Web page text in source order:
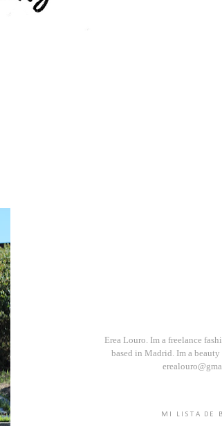
Erea Louro. Im a freelance
based in Madrid. Im a
MI LISTA DE